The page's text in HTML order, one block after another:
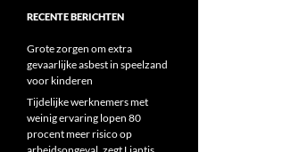
RECENTE BERICHTEN
Grote zorgen om extra
gevaarlijke asbest in speelzand
voor kinderen
Tijdelijke werknemers met
weinig ervaring lopen 80
procent meer risico op